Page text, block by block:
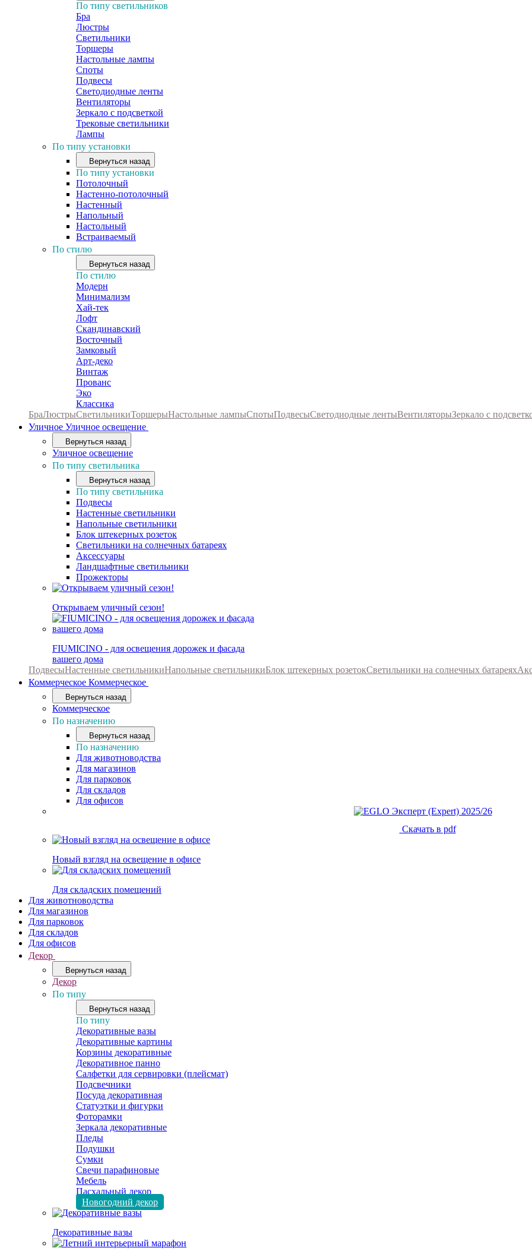
По типу светильников
Бра
Люстры
Светильники
Торшеры
Настольные лампы
Споты
Подвесы
Светодиодные ленты
Вентиляторы
Зеркало с подсветкой
Трековые светильники
Лампы
По типу установки
Вернуться назад
По типу установки
Потолочный
Настенно-потолочный
Настенный
Напольный
Настольный
Встраиваемый
По стилю
Вернуться назад
По стилю
Модерн
Минимализм
Хай-тек
Лофт
Скандинавский
Восточный
Замковый
Арт-деко
Винтаж
Прованс
Эко
Классика
БраЛюстрыСветильникиТоршерыНастольные лампыСпотыПодвесыСветодиодные лентыВентиляторыЗеркало с
Уличное Уличное освещение
Вернуться назад
Уличное освещение
По типу светильника
Вернуться назад
По типу светильника
Подвесы
Настенные светильники
Напольные светильники
Блок штекерных розеток
Светильники на солнечных батареях
Аксессуары
Ландшафтные светильники
Прожекторы
Открываем уличный сезон!
FIUMICINO - для освещения дорожек и фасада
вашего дома
ПодвесыНастенные светильникиНапольные светильникиБлок штекерных розетокСветильники на солнечных батареях
Коммерческое Коммерческое
Вернуться назад
Коммерческое
По назначению
Вернуться назад
По назначению
Для животноводства
Для магазинов
Для парковок
Для складов
Для офисов
Скачать в pdf
Новый взгляд на освещение в офисе
Для складских помещений
Для животноводства
Для магазинов
Для парковок
Для складов
Для офисов
Декор
Вернуться назад
Декор
По типу
Вернуться назад
По типу
Декоративные вазы
Декоративные картины
Корзины декоративные
Декоративное панно
Салфетки для сервировки (плейсмат)
Подсвечники
Посуда декоративная
Статуэтки и фигурки
Фоторамки
Зеркала декоративные
Пледы
Подушки
Сумки
Свечи парафиновые
Мебель
Пасхальный декор
Новогодний декор
Декоративные вазы